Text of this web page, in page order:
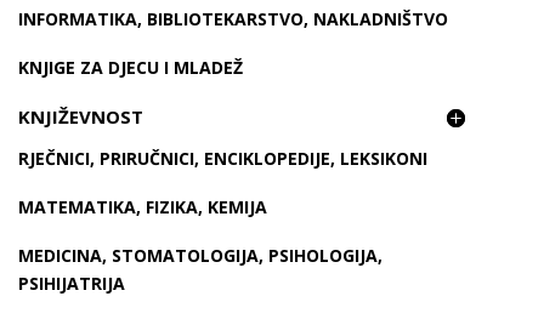
INFORMATIKA, BIBLIOTEKARSTVO, NAKLADNIŠTVO
KNJIGE ZA DJECU I MLADEŽ
KNJIŽEVNOST
RJEČNICI, PRIRUČNICI, ENCIKLOPEDIJE, LEKSIKONI
MATEMATIKA, FIZIKA, KEMIJA
MEDICINA, STOMATOLOGIJA, PSIHOLOGIJA,
PSIHIJATRIJA